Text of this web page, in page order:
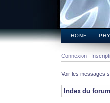
HOME
Connexion
Voir les messages
Index du forum